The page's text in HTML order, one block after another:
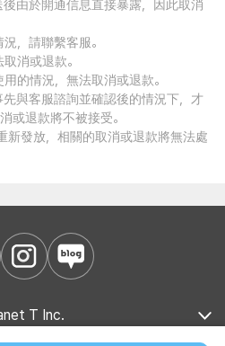
由於開通信息直接暴露，因此取消
，請聯繫客服。
消或退款。
的情況，無法取消或退款。
與客服諮詢並確認後的情況下，才
或退款將不被接受。
新發放，相關的取消或退款將無法處
T Inc.